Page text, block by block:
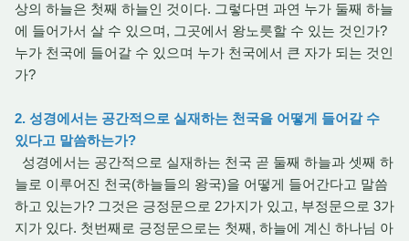
상의 하늘은 첫째 하늘인 것이다. 그렇다면 과연 누가 둘째 하늘
에 들어가서 살 수 있으며, 그곳에서 왕노릇할 수 있는 것인가?
누가 천국에 들어갈 수 있으며 누가 천국에서 큰 자가 되는 것인
가?
2. 성경에서는 공간적으로 실재하는 천국을 어떻게 들어갈 수
있다고 말씀하는가?
성경에서는 공간적으로 실재하는 천국 곧 둘째 하늘과 셋째 하
늘로 이루어진 천국(하늘들의 왕국)을 어떻게 들어간다고 말씀
하고 있는가? 그것은 긍정문으로 2가지가 있고, 부정문으로 3가
지가 있다. 첫번째로 긍정문으로는 첫째, 하늘에 계신 하나님 아